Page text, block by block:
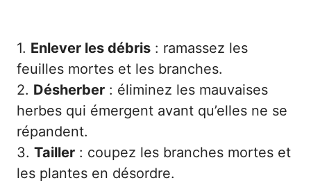
1. Enlever les débris : ramassez les
feuilles mortes et les branches.
2. Désherber : éliminez les mauvaises
herbes qui émergent avant qu’elles ne se
répandent.
3. Tailler : coupez les branches mortes et
les plantes en désordre.